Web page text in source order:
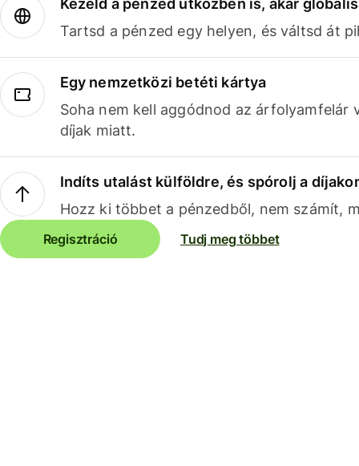
Kezeld a pénzed útközben is, akár
Tartsd a pénzed egy helyen, és váltsd át
Egy nemzetközi betéti kártya
Soha nem kell aggódnod az árfolyamfelár
díjak miatt.
Indíts utalást külföldre, és spórolj a
Hozz ki többet a pénzedből, nem számít,
Regisztráció Tudj meg többet